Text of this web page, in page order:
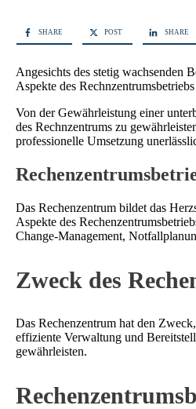
SHARE POST SHARE
Angesichts des stetig wachsenden
Aspekte des
Von der Gewährleistung einer
des Rechnzentrums zu
professionelle Umsetzung
Das Rechenzentrum bildet das
Aspekte des
Change-Management,
Zweck des
Das Rechenzentrum hat den
effiziente Verwaltung und
gewährleisten.